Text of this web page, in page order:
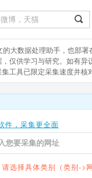
大数据处理助手，也部
仅供学习与研究。如有
工具已限定采集速度并
件，采集更全面
请选择具体类别（类别->